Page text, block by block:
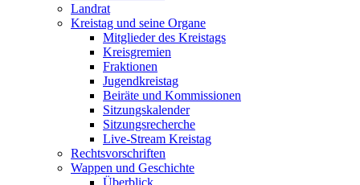
Landrat
Kreistag und seine Organe
Mitglieder des Kreistags
Kreisgremien
Fraktionen
Jugendkreistag
Beiräte und Kommissionen
Sitzungskalender
Sitzungsrecherche
Live-Stream Kreistag
Rechtsvorschriften
Wappen und Geschichte
Überblick